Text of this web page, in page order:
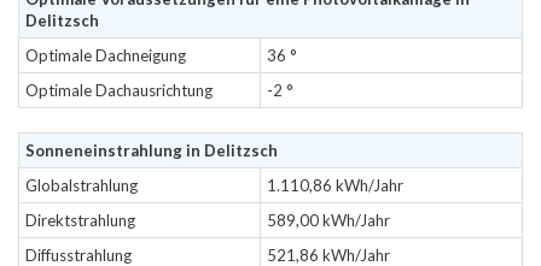
Delitzsch
Optimale Dachneigung
36 °
Optimale Dachausrichtung
-2 °
Sonneneinstrahlung in Delitzsch
Globalstrahlung
1.110,86 kWh/Jahr
Direktstrahlung
589,00 kWh/Jahr
Diffusstrahlung
521,86 kWh/Jahr